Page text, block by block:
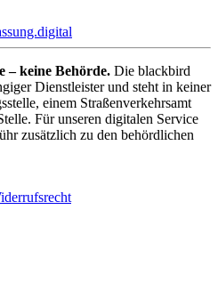
– keine Behörde. Die blackbird
Dienstleister und steht in keiner
einem Straßenverkehrsamt
Für unseren digitalen Service
zusätzlich zu den behördlichen